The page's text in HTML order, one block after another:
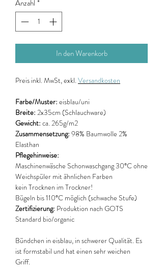
Meter
Anzahl *
In den Warenkorb
Preis inkl. MwSt, exkl. Versandkosten
Farbe/Muster: eisblau/uni
Breite: 2x35cm (Schlauchware)
Gewicht: ca. 265g/m2
Zusammensetzung: 98% Baumwolle 2%
Elasthan
Pflegehinweise:
Maschinenwäsche Schonwaschgang 30°C ohne
Weichspüler mit ähnlichen Farben
kein Trocknen im Trockner!
Bügeln bis 110°C möglich (schwache Stufe)
Zertifizierung: Produktion nach GOTS
Standard bio/organic
Bündchen in eisblau, in schwerer Qualität. Es
ist formstabil und hat einen sehr weichen
Griff.